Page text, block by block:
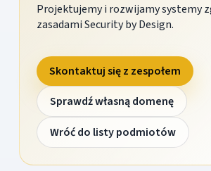
Projektujemy i rozwijamy systemy
zasadami Security by Design.
Skontaktuj się z zespołem
Sprawdź własną domenę
Wróć do listy podmiotów